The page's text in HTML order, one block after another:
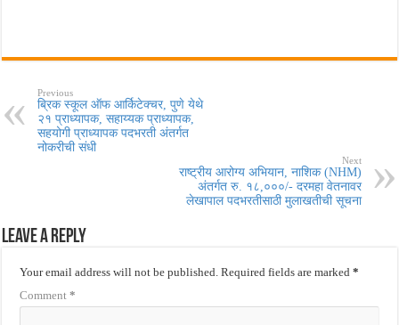
Previous
ब्रिक स्कूल ऑफ आर्किटेक्चर, पुणे येथे
२१ प्राध्यापक, सहाय्यक प्राध्यापक,
सहयोगी प्राध्यापक पदभरती अंतर्गत
नोकरीची संधी
Next
राष्ट्रीय आरोग्य अभियान, नाशिक (NHM)
अंतर्गत रु. १८,०००/- दरमहा वेतनावर
लेखापाल पदभरतीसाठी मुलाखतीची सूचना
Leave a Reply
Your email address will not be published. Required fields are marked*
Comment*